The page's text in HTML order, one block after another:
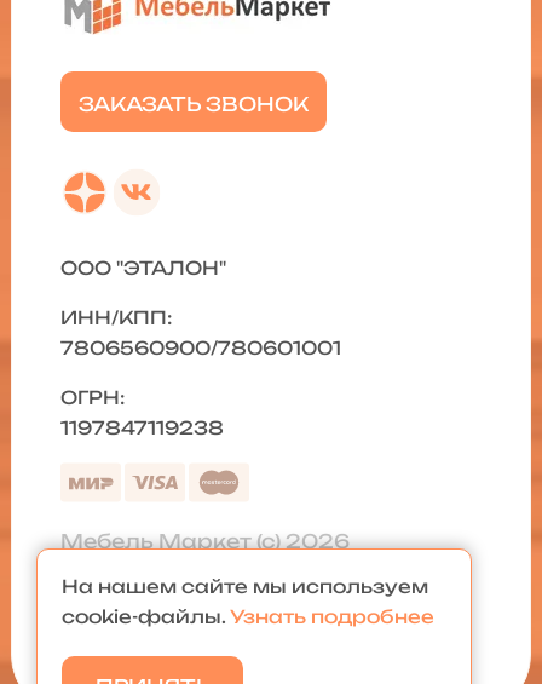
ЗАКАЗАТЬ ЗВОНОК
ООО "ЭТАЛОН"
ИНН/КПП:
7806560900/780601001
ОГРН:
1197847119238
Мебель Маркет (с) 2026
Политика конфиденциальности
Карта сайта
На нашем сайте мы используем
cookie-файлы. Узнать подробнее